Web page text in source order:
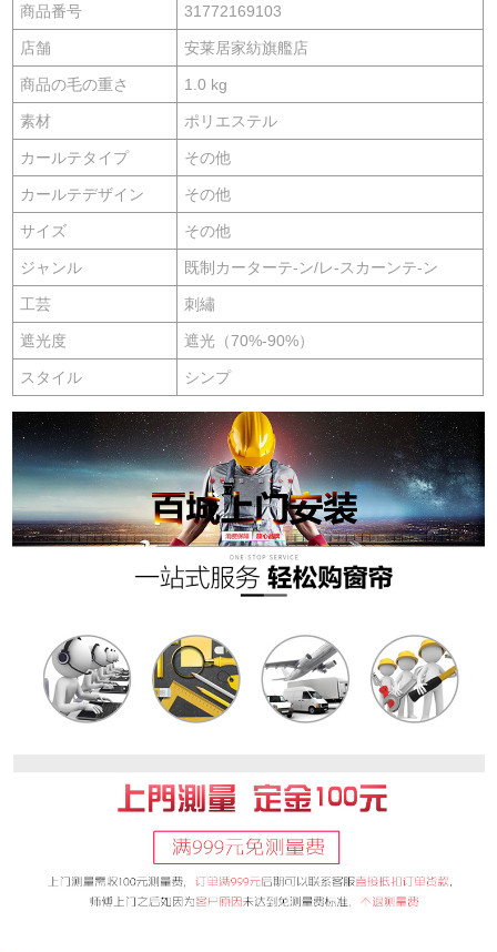
商品番号 31772169103
店舗 安莱居家紡旗艦店
商品の毛の重さ 1.0 kg
素材 ポリエステル
カールテタイプ その他
カールテデザイン その他
サイズ その他
ジャンル 既制カーターテ-ン/レ-スカーンテ-ン
工芸 刺繡
遮光度 遮光（70%-90%）
スタイル シンプ